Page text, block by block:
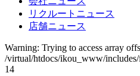
リクルートニュース
店舗ニュース
Warning: Trying to access array
/virtual/htdocs/ikou_www/
14